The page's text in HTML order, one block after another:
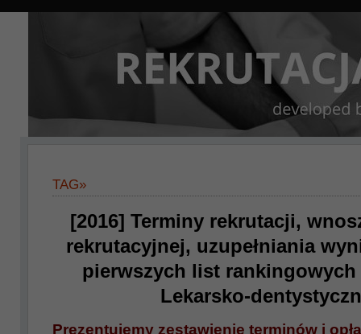
TAG»
[2016] Terminy rekrutacji,
rekrutacyjnej, uzupełniania
pierwszych list rankingowych
Lekarsko-
Prezentujemy zestawienie terminów i